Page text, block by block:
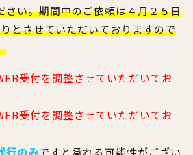
さい。期間中のご依頼は４月２５日
とさせていただいておりますので
受付を調整させていただいてお
受付を調整させていただいてお
行のみですと承れる可能性がござい